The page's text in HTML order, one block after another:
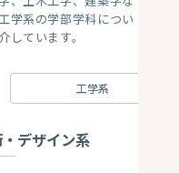
学系の学部学科につい
しています。
工学系
デザイン系